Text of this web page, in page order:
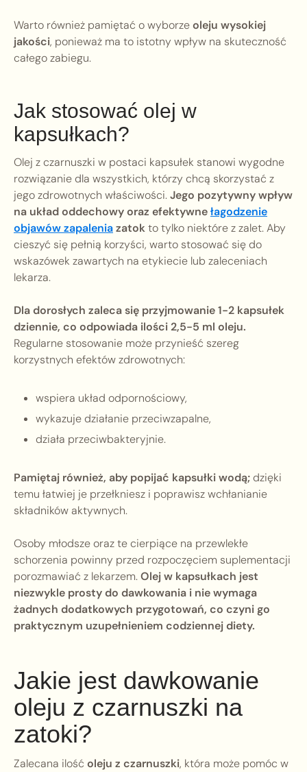
Warto również pamiętać o wyborzeoleju wysokiej
jakości, ponieważ ma to istotny wpływ na skuteczność
całego zabiegu.
Jak stosować olej w
kapsułkach?
Olej z czarnuszki w postaci kapsułek stanowi wygodne
rozwiązanie dla wszystkich, którzy chcą skorzystać z
jego zdrowotnych właściwości.Jego pozytywny wpływ
na układ oddechowy oraz efektywnełagodzenie
objawów zapaleniazatokto tylko niektóre z zalet. Aby
cieszyć się pełnią korzyści, warto stosować się do
wskazówek zawartych na etykiecie lub zaleceniach
lekarza.
Dla dorosłych zaleca się przyjmowanie 1-2 kapsułek
dziennie, co odpowiada ilości 2,5-5 ml oleju.
Regularne stosowanie może przynieść szereg
korzystnych efektów zdrowotnych:
wspiera układ odpornościowy,
wykazuje działanie przeciwzapalne,
działa przeciwbakteryjnie.
Pamiętaj również, aby popijać kapsułki wodą;dzięki
temu łatwiej je przełkniesz i poprawisz wchłanianie
składników aktywnych.
Osoby młodsze oraz te cierpiące na przewlekłe
schorzenia powinny przed rozpoczęciem suplementacji
porozmawiać z lekarzem.Olej w kapsułkach jest
niezwykle prosty do dawkowania i nie wymaga
żadnych dodatkowych przygotowań, co czyni go
praktycznym uzupełnieniem codziennej diety.
Jakie jest dawkowanie
oleju z czarnuszki na
zatoki?
Zalecana ilość oleju z czarnuszki, która może pomóc w